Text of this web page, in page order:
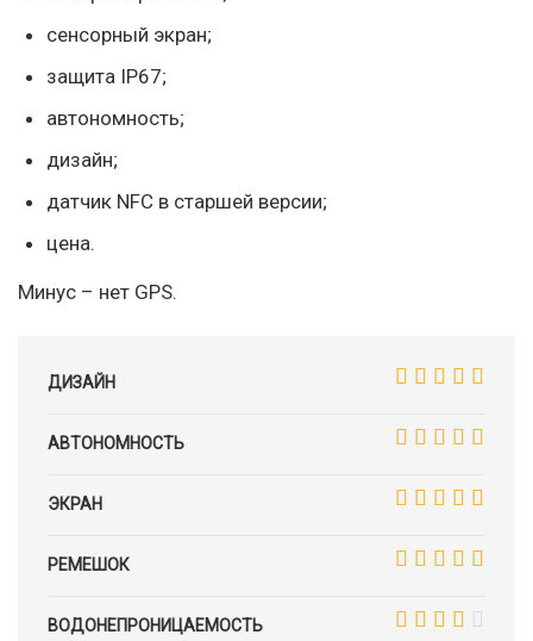
сенсорный экран;
защита IP67;
автономность;
дизайн;
датчик NFC в старшей версии;
цена.
Минус – нет GPS.
ДИЗАЙН
АВТОНОМНОСТЬ
ЭКРАН
РЕМЕШОК
ВОДОНЕПРОНИЦАЕМОСТЬ